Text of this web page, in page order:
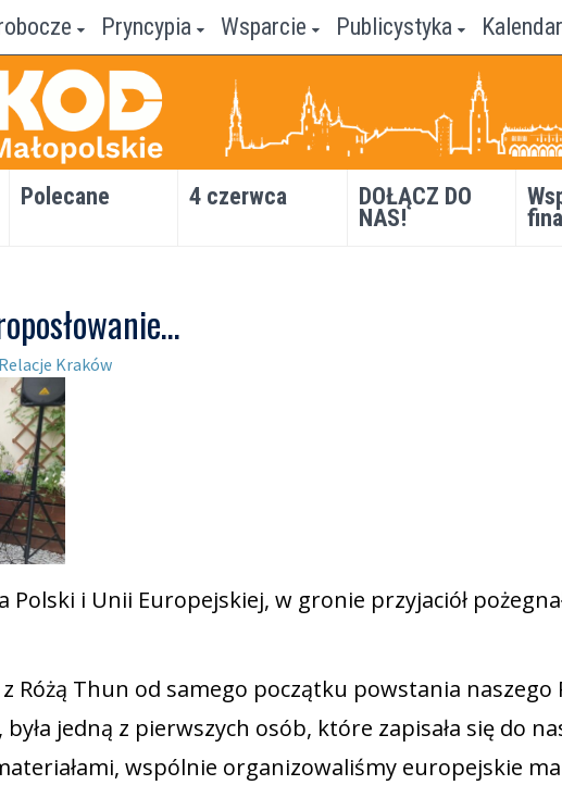
Pryncypia Wsparcie Publicystyka
Polecane 4 czerwca
DOŁĄCZ DO
NAS!
Relacje Kraków
i Unii Europejskiej, w gronie przyjaciół
z Różą Thun od samego początku powstania naszego
jedną z pierwszych osób, które zapisała się do
wspólnie organizowaliśmy europejskie